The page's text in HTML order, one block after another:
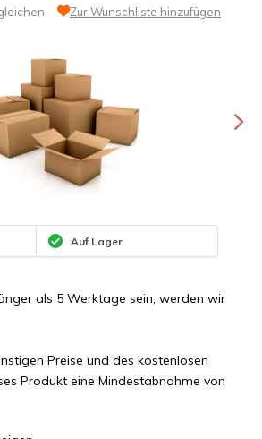
Zur Wunschliste hinzufügen
Auf Lager
als 5 Werktage sein, werden wir
Preise und des kostenlosen
Produkt eine Mindestabnahme von